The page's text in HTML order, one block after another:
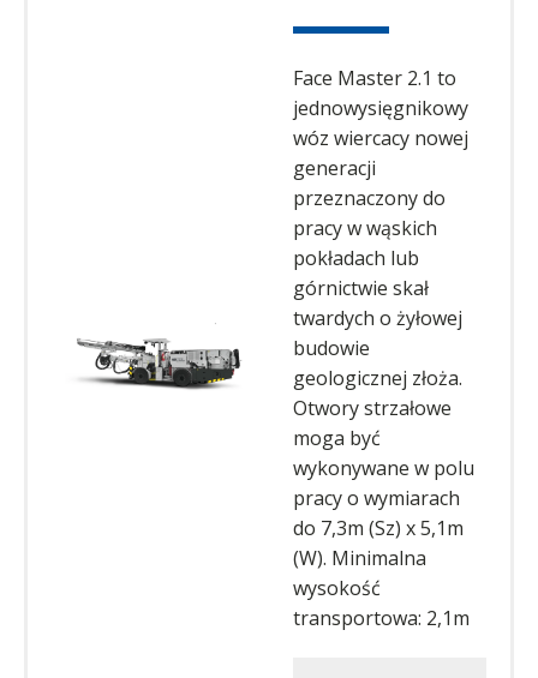
Face Master 2.1 to
jednowysięgnikowy
wóz wiercacy nowej
generacji
przeznaczony do
pracy w wąskich
pokładach lub
górnictwie skał
twardych o żyłowej
budowie
geologicznej złoża.
Otwory strzałowe
moga być
wykonywane w polu
pracy o wymiarach
do 7,3m (Sz) x 5,1m
(W). Minimalna
wysokość
transportowa: 2,1m